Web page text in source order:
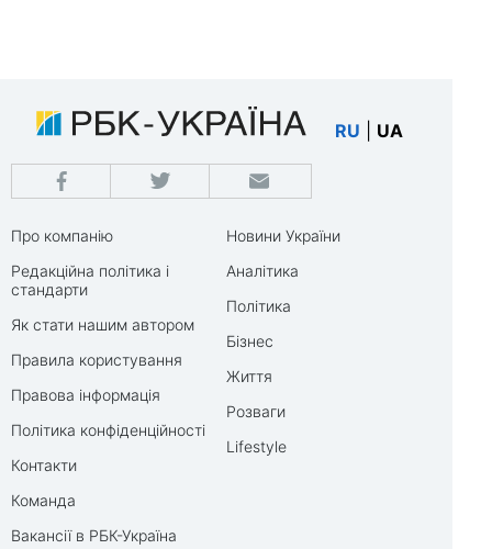
RU UA
Про компанію
Редакційна політика і
стандарти
Як стати нашим автором
Правила користування
Правова інформація
Політика конфіденційності
Контакти
Команда
Вакансії в РБК-Україна
Новини України
Аналітика
Політика
Бізнес
Життя
Розваги
Lifestyle